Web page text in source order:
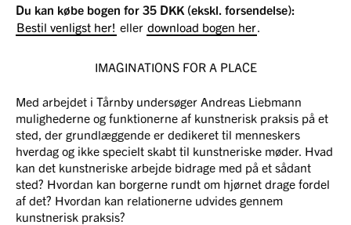
Du kan købe bogen for 35 DKK (ekskl. forsendelse):
Bestil venligst her! eller download bogen her
IMAGINATIONS FOR A PLACE
Med arbejdet i Tårnby undersøger Andreas Liebmann
mulighederne og funktionerne af kunstnerisk praksis på et
sted, der grundlæggende er dedikeret til menneskers
hverdag og ikke specielt skabt til kunstneriske møder. Hvad
kan det kunstneriske arbejde bidrage med på et sådant
sted? Hvordan kan borgerne rundt om hjørnet drage fordel
af det? Hvordan kan relationerne udvides gennem
kunstnerisk praksis?